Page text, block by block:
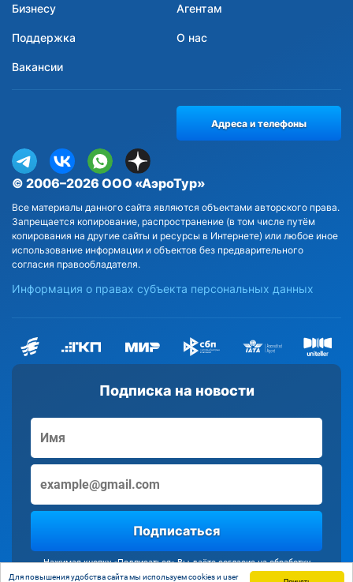
Для повышения удобства сайта мы используем cookies и user
Бизнесу Агентам
Поддержка О нас
Вакансии
Подписка на новости
Подписаться
Нажимая кнопку «Подписаться» Вы даёте согласие на обработку
персональных данных
© 2006–2026 ООО «АэроТур»
Все материалы данного сайта являются объектами авторского права.
Запрещается копирование, распространение (в том числе путём
копирования на другие сайты и ресурсы в Интернете) или любое иное
использование информации и объектов без предварительного
согласия правообладателя.
Информация о правах субъекта персональных данных
Адреса и телефоны